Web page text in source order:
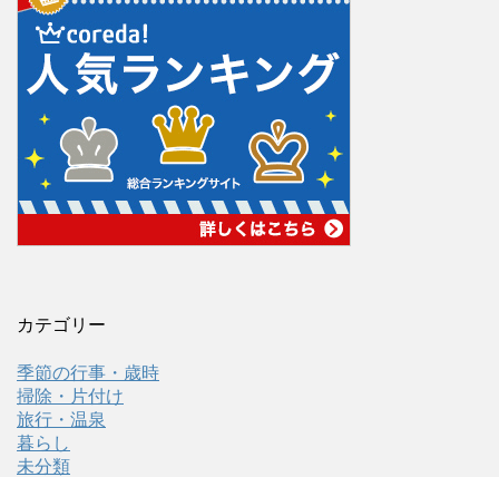
カテゴリー
季節の行事・歳時
掃除・片付け
旅行・温泉
暮らし
未分類